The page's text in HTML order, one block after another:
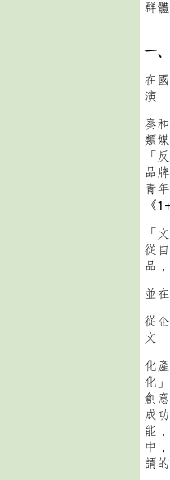
群
一
在
演
奏
類
「
品
青
《
「
從
品，
並
從
文
化
化
創
成
能
中
謂